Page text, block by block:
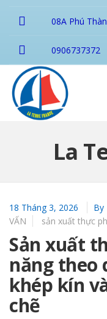
08A Phú
0906737372
La
18 Tháng 3, 2026 By
VẤN
sản xuất thực
Sản xuất
năng theo
khép kín
chẽ